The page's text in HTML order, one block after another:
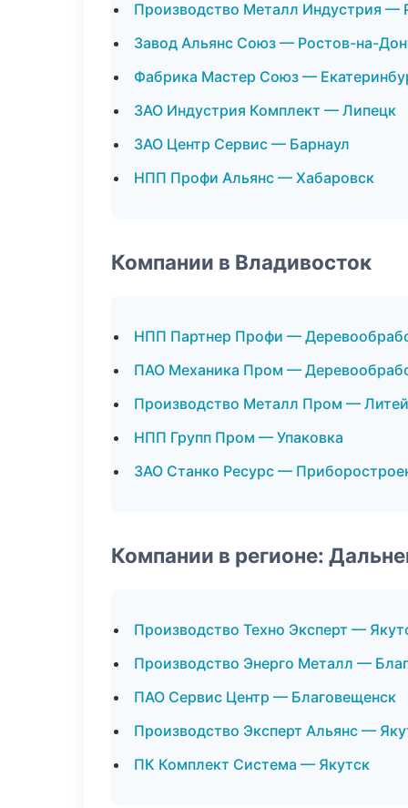
Производство Металл Индустрия —
Завод Альянс Союз — Ростов-на-
Фабрика Мастер Союз —
ЗАО Индустрия Комплект — Липецк
ЗАО Центр Сервис — Барнаул
НПП Профи Альянс — Хабаровск
Компании в Владивосток
НПП Партнер Профи —
ПАО Механика Пром —
Производство Металл Пром —
НПП Групп Пром — Упаковка
ЗАО Станко Ресурс —
Компании в регионе:
Производство Техно Эксперт —
Производство Энерго Металл —
ПАО Сервис Центр — Благовещенск
Производство Эксперт Альянс —
ПК Комплект Система — Якутск